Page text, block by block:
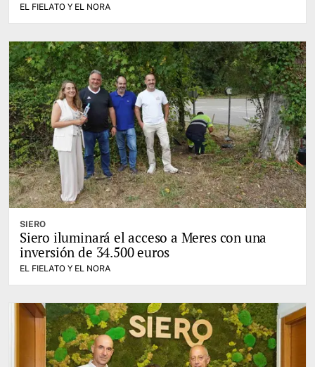
EL FIELATO Y EL NORA
SIERO
Siero iluminará el acceso a Meres con una
inversión de 34.500 euros
EL FIELATO Y EL NORA